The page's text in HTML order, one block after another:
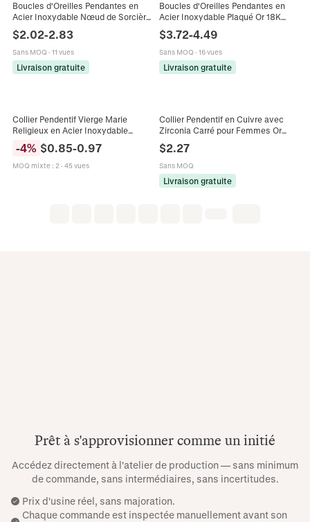
Boucles d'Oreilles Pendantes en
Acier Inoxydable Nœud de Sorcière
et Nœud Celtique pour Femmes
Bijoux de Mode Géométriques
$2.02-2.83
Sans MOQ · 11 vues
Livraison gratuite
Boucles d'Oreilles Pendantes en
Acier Inoxydable Plaqué Or 18K
Cœur Étoile Feuille Fleur Avec
Strass Perle Artificielle
$3.72-4.49
Sans MOQ · 16 vues
Livraison gratuite
Collier Pendentif Vierge Marie
Religieux en Acier Inoxydable
pour Femmes Bijoux Mode
-4% $0.85-0.97
MOQ mixte: 2· 45 vues
Collier Pendentif en Cuivre avec
Zirconia Carré pour Femmes Or
Bijoux de Mode Cadeau
$2.27
Sans MOQ
Livraison gratuite
Prêt à s'approvisionner comme un initié
Accédez directement à l'atelier de production — sans minimum
de commande, sans intermédiaires, sans incertitudes.
Prix ​​d'usine réel, sans majoration.
Chaque commande est inspectée manuellement avant son